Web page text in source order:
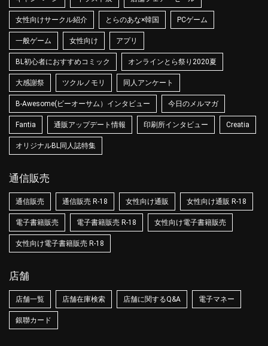
女性向けサークル紹介 とらのあな×韓国 PCゲーム
一般ゲーム 女性向け アプリ
BL初心者におすすめコミック オンラインとら祭り2020夏
大感謝祭 ツクルノモリ 同人アンケート
B-Awesome(ビーオーサム）インタビュー 今日のメルマガ
Fantia 通販アップデート情報 印刷所インタビュー Creatia
オリジナルBL同人誌特集
通信販売
通信販売 通信販売 R-18 女性向け通販 女性向け通販 R-18
電子書籍販売 電子書籍販売 R-18 女性向け電子書籍販売
女性向け電子書籍販売 R-18
店舗
店舗一覧 店舗在庫検索 店舗に関するQ&A 電子マネー
銀聯カード